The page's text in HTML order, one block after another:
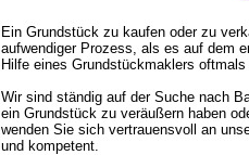
Ein Grundstück zu kaufen oder zu
aufwendiger Prozess, als es auf dem
Hilfe eines Grundstückmaklers
Wir sind ständig auf der Suche nach
ein Grundstück zu veräußern haben
wenden Sie sich vertrauensvoll an
und kompetent.